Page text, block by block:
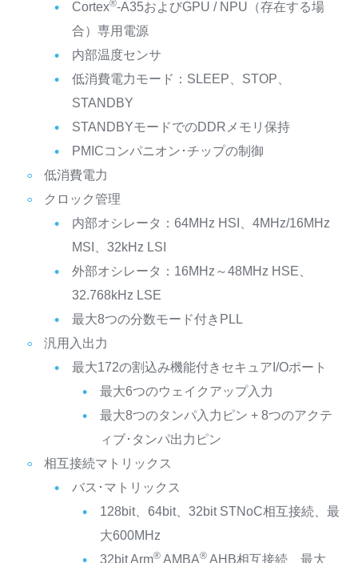
Cortex®-A35およびGPU / NPU（存在する場
合）専用電源
内部温度センサ
低消費電力モード：SLEEP、STOP、
STANDBY
STANDBYモードでのDDRメモリ保持
PMICコンパニオン･チップの制御
低消費電力
クロック管理
内部オシレータ：64MHz HSI、4MHz/16MHz
MSI、32kHz LSI
外部オシレータ：16MHz～48MHz HSE、
32.768kHz LSE
最大8つの分数モード付きPLL
汎用入出力
最大172の割込み機能付きセキュアI/Oポート
最大6つのウェイクアップ入力
最大8つのタンパ入力ピン + 8つのアクテ
ィブ･タンパ出力ピン
相互接続マトリックス
バス･マトリックス
128bit、64bit、32bit STNoC相互接続、最
大600MHz
32bit Arm®AMBA®AHB相互接続、最大